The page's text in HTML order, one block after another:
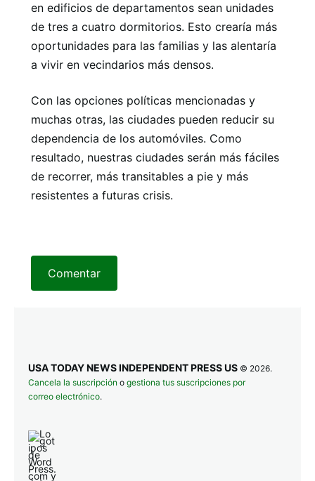
en edificios de departamentos sean unidades
de tres a cuatro dormitorios. Esto crearía más
oportunidades para las familias y las alentaría
a vivir en vecindarios más densos.
Con las opciones políticas mencionadas y
muchas otras, las ciudades pueden reducir su
dependencia de los automóviles. Como
resultado, nuestras ciudades serán más fáciles
de recorrer, más transitables a pie y más
resistentes a futuras crisis.
Comentar
USA TODAY NEWS INDEPENDENT PRESS US © 2026.
Cancela la suscripción o gestiona tus suscripciones por
correo electrónico.